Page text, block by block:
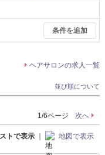
条件を追加
ヘアサロンの求人一覧
並び順について
1/6ページ 次へ
トで表示 地図で表示